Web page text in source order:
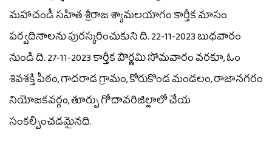
మహాచండీ సహిత శ్రీరాజ శ్యామలయాగం కార్తీక మాసం
పర్వదినాలను పురస్కరించుకుని ది. 22-11-2023 బుధవారం
నుండి ది. 27-11-2023 కార్తీక పౌర్ణమి సోమవారం వరకూ, ఓం
శివశక్తి పీఠం, గాదరాడ గ్రామం, కోరుకొండ మండలం, రాజానగరం
నియోజకవర్గo, తూర్పు గోదావరిజిల్లాలో చేయ
సంకల్పించడమైనది.